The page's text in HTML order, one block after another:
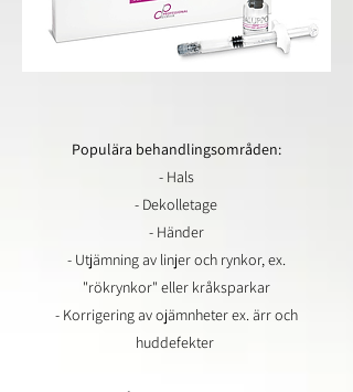
Populära behandlingsområden:
- Hals
- Dekolletage
- Händer
- Utjämning av linjer och rynkor, ex.
"rökrynkor" eller kråksparkar
- Korrigering av ojämnheter ex. ärr och
huddefekter